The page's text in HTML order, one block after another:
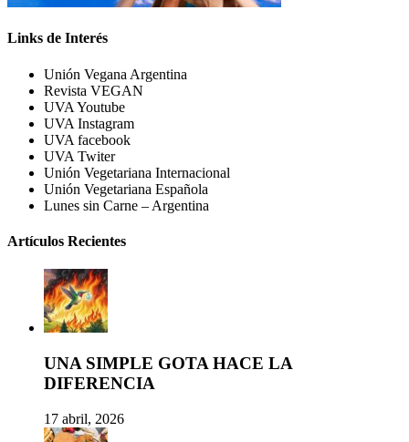
Links de Interés
Unión Vegana Argentina
Revista VEGAN
UVA Youtube
UVA Instagram
UVA facebook
UVA Twiter
Unión Vegetariana Internacional
Unión Vegetariana Española
Lunes sin Carne – Argentina
Artículos Recientes
UNA SIMPLE GOTA HACE LA
DIFERENCIA
17 abril, 2026